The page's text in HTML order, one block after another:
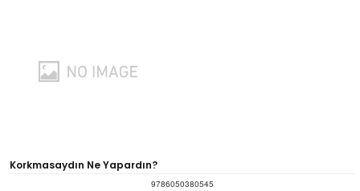
Korkmasaydın Ne Yapardın?
9786050380545